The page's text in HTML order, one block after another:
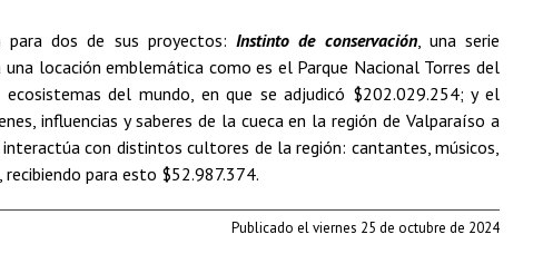
dos de sus proyectos: Instinto de conservación, una serie
locación emblemática como es el Parque Nacional Torres del
del mundo, en que se adjudicó $202.029.254; y el
influencias y saberes de la cueca en la región de Valparaíso a
con distintos cultores de la región: cantantes, músicos,
para esto $52.987.374.
Publicado el viernes 25 de octubre de 2024